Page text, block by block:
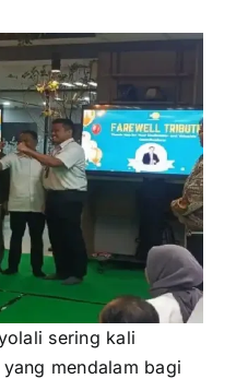
sering kali
mendalam bagi